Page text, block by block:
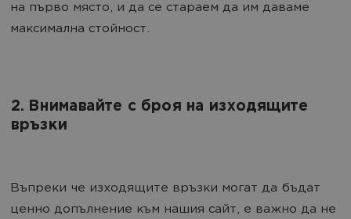
на първо място, и да се стараем да им даваме
максимална стойност.
2. Внимавайте с броя на изходящите
връзки
Въпреки че изходящите връзки могат да бъдат
ценно допълнение към нашия сайт, е важно да не